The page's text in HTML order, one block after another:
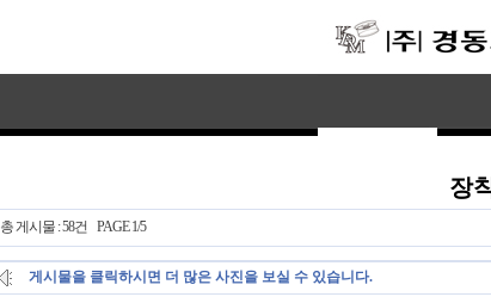
장
총 게시물 : 58건 PAGE 1/5
게시물을 클릭하시면 더 많은 사진을 보실 수 있습니다.